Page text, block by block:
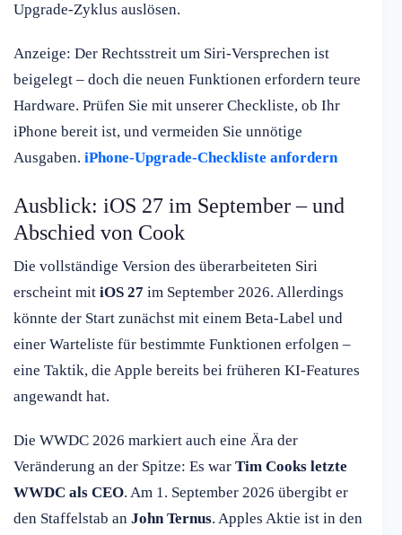
Upgrade-Zyklus auslösen.
Anzeige: Der Rechtsstreit um Siri-Versprechen ist
beigelegt – doch die neuen Funktionen erfordern teure
Hardware. Prüfen Sie mit unserer Checkliste, ob Ihr
iPhone bereit ist, und vermeiden Sie unnötige
Ausgaben. iPhone-Upgrade-Checkliste anfordern
Ausblick: iOS 27 im September – und
Abschied von Cook
Die vollständige Version des überarbeiteten Siri
erscheint mit iOS 27 im September 2026. Allerdings
könnte der Start zunächst mit einem Beta-Label und
einer Warteliste für bestimmte Funktionen erfolgen –
eine Taktik, die Apple bereits bei früheren KI-Features
angewandt hat.
Die WWDC 2026 markiert auch eine Ära der
Veränderung an der Spitze: Es war Tim Cooks letzte
WWDC als CEO. Am 1. September 2026 übergibt er
den Staffelstab an John Ternus. Apples Aktie ist in den